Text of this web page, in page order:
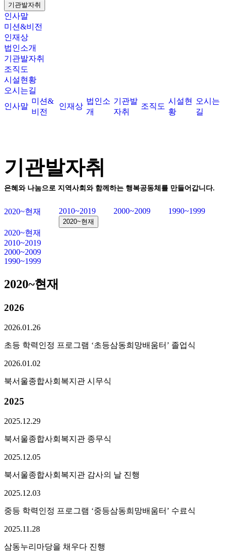
기관발자취
인사말
미션&비전
인재상
법인소개
기관발자취
조직도
시설현황
오시는길
인사말
미션&
비전
인재상
법인소
개
기관발
자취
조직도
시설현
황
오시는
길
기관발자취
은혜와 나눔으로 지역사회와 함께하는 행복공동체를 만들어갑니다.
2020~현재 2010~2019 2000~2009 1990~1999
2020~현재
2020~현재
2010~2019
2000~2009
1990~1999
2020~현재
2026
2026.01.26
초등 학력인정 프로그램 ‘초등삼동희망배움터’ 졸업식
2026.01.02
북서울종합사회복지관 시무식
2025
2025.12.29
북서울종합사회복지관 종무식
2025.12.05
북서울종합사회복지관 감사의 날 진행
2025.12.03
중등 학력인정 프로그램 ‘중등삼동희망배움터’ 수료식
2025.11.28
삼동누리마당을 채우다 진행